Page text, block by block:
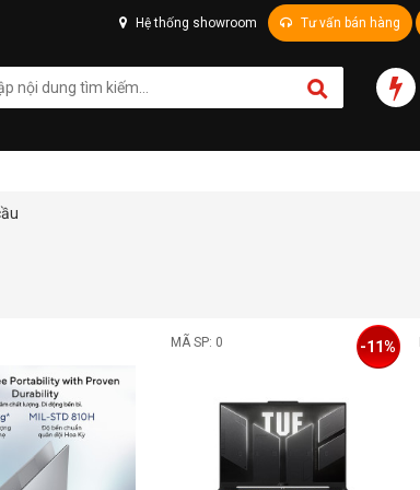
Hệ thống showroom Tư vấn bán hàng
MÃ SP: 0 -11%